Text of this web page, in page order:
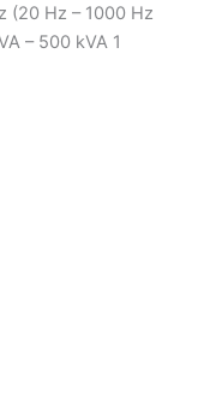
(20 Hz – 1000 Hz
– 500 kVA 1